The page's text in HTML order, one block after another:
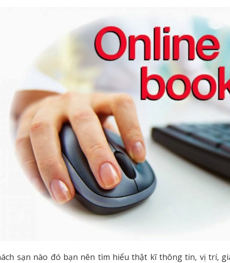
sạn nào đó bạn nên tìm hiểu thật kĩ thông tin, vị trí,